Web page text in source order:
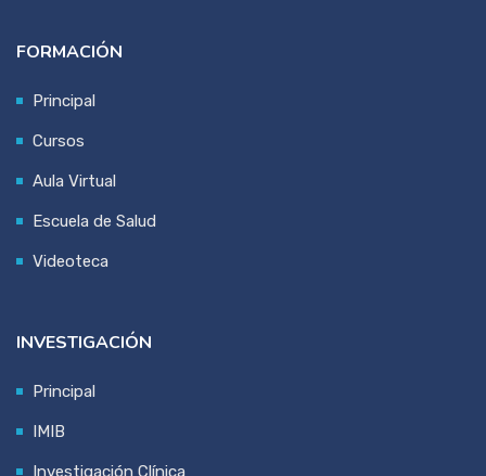
FORMACIÓN
Principal
Cursos
Aula Virtual
Escuela de Salud
Videoteca
INVESTIGACIÓN
Principal
IMIB
Investigación Clínica